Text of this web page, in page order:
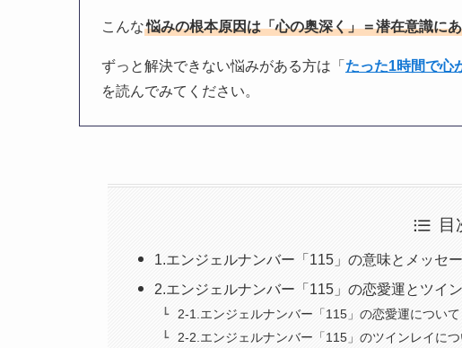
こんな悩みの根本原因は「心の奥深く」＝潜在意識に
ずっと解決できない悩みがある方は「 たった1時間で心
を読んでみてください。
目
1.エンジェルナンバー「115」の意味とメッセ
2.エンジェルナンバー「115」の恋愛運とツイ
2-1.エンジェルナンバー「115」の恋愛運について
2-2.エンジェルナンバー「115」のツインレイにつ